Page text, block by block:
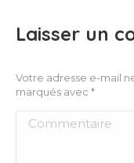
Laisser un
Votre adresse e-mail
marqués avec *
Commentaire